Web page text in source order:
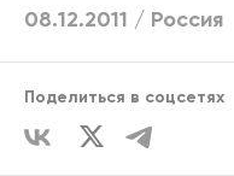
08.12.2011 / Россия
Поделиться в соцсетях